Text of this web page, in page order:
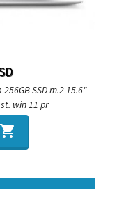
SSD m.2 15.6"
win 11 pr
shopping_cart